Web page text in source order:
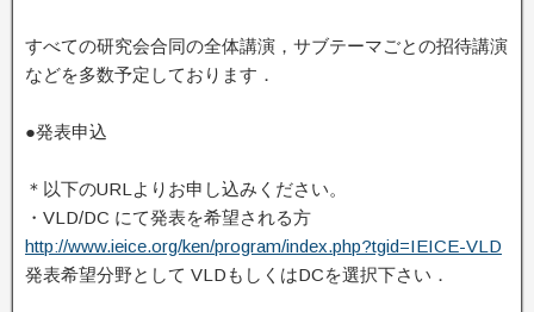
すべての研究会合同の全体講演，サブテーマごとの招待講演
などを多数予定しております．
●発表申込
＊以下のURLよりお申し込みください。
・VLD/DC にて発表を希望される方
http://www.ieice.org/ken/program/index.php?tgid=IEICE-VLD
発表希望分野として VLDもしくはDCを選択下さい．